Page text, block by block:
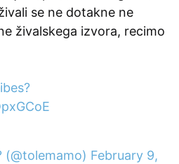
se ne dotakne ne
živalskega izvora, recimo
(@tolemamo) February 9,